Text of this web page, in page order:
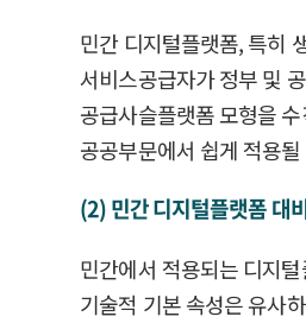
민간 디지털플랫폼, 특히
서비스공급자가 정부 및
공급사슬플랫폼 모형을
공공부문에서 쉽게 적용
(2) 민간 디지털플랫폼 대
민간에서 적용되는 디지
기술적 기본 속성은 유사